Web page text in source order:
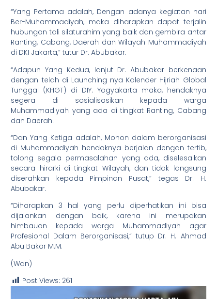
“Yang Pertama adalah, Dengan adanya kegiatan hari
Ber-Muhammadiyah, maka diharapkan dapat terjalin
hubungan tali silaturahim yang baik dan gembira antar
Ranting, Cabang, Daerah dan Wilayah Muhammadiyah
di DKI Jakarta,” tutur Dr. Abubakar.
“Adapun Yang Kedua, lanjut Dr. Abubakar berkenaan
dengan telah di Launching nya Kalender Hijriah Global
Tunggal (KHGT) di DIY. Yogyakarta maka, hendaknya
segera di sosialisasikan kepada warga
Muhammadiyah yang ada di tingkat Ranting, Cabang
dan Daerah.
“Dan Yang Ketiga adalah, Mohon dalam berorganisasi
di Muhammadiyah hendaknya berjalan dengan tertib,
tolong segala permasalahan yang ada, diselesaikan
secara hirarki di tingkat Wilayah, dan tidak langsung
diserahkan kepada Pimpinan Pusat,” tegas Dr. H.
Abubakar.
“Diharapkan 3 hal yang perlu diperhatikan ini bisa
dijalankan dengan baik, karena ini merupakan
himbauan kepada warga Muhammadiyah agar
Profesional Dalam Berorganisasi,” tutup Dr. H. Ahmad
Abu Bakar M.M.
(Wan)
Post Views: 261